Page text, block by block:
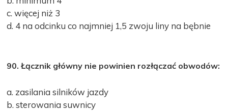
c. więcej niż 3
d. 4 na odcinku co najmniej 1,5 zwoju liny na bębnie
90. Łącznik główny nie powinien rozłączać obwodów:
a. zasilania silników jazdy
b. sterowania suwnicy